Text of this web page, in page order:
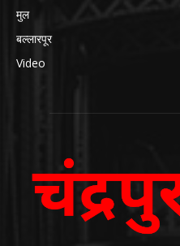
मुल
बल्लारपूर
Video